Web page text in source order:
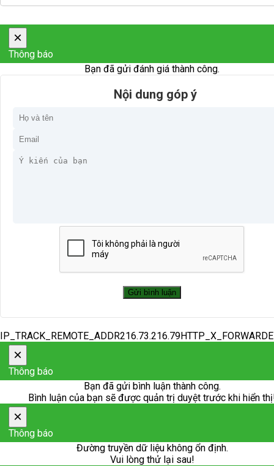
×
Thông báo
Bạn đã gửi đánh giá thành công.
Nội dung góp ý
×
Thông báo
Bạn đã gửi bình luận thành công.
Bình luận của bạn sẽ được quản trị duyệt trước khi hiển
×
Thông báo
Đường truyền dữ liệu không ổn định.
Vui lòng thử lại sau!